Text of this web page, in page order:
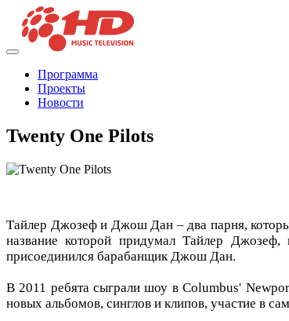
Программа
Проекты
Новости
Twenty One Pilots
Тайлер Джозеф и Джош Дан – два парня,
название которой придумал Тайлер
присоединился барабанщик Джош Дан.
В 2011 ребята сыграли шоу в Columbus'
новых альбомов, синглов и клипов, участие в